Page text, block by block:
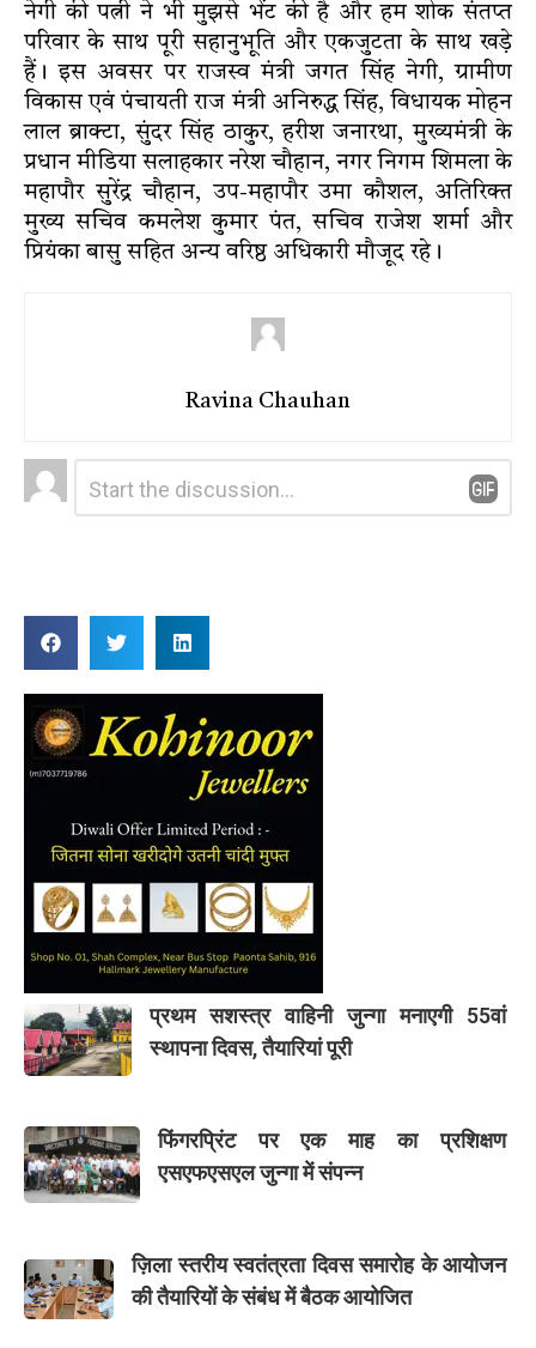
नेगी की पत्नी ने भी मुझसे भेंट की है और हम शोक संतप्त
परिवार के साथ पूरी सहानुभूति और एकजुटता के साथ खड़े
हैं। इस अवसर पर राजस्व मंत्री जगत सिंह नेगी, ग्रामीण
विकास एवं पंचायती राज मंत्री अनिरुद्ध सिंह, विधायक मोहन
लाल ब्राक्टा, सुंदर सिंह ठाकुर, हरीश जनारथा, मुख्यमंत्री के
प्रधान मीडिया सलाहकार नरेश चौहान, नगर निगम शिमला के
महापौर सुरेंद्र चौहान, उप-महापौर उमा कौशल, अतिरिक्त
मुख्य सचिव कमलेश कुमार पंत, सचिव राजेश शर्मा और
प्रियंका बासु सहित अन्य वरिष्ठ अधिकारी मौजूद रहे।
Ravina Chauhan
Leave
a
Comment
प्रथम सशस्त्र वाहिनी जुन्गा मनाएगी 55वां
स्थापना दिवस, तैयारियां पूरी
फिंगरप्रिंट पर एक माह का प्रशिक्षण
एसएफएसएल जुन्गा में संपन्न
ज़िला स्तरीय स्वतंत्रता दिवस समारोह के आयोजन
की तैयारियों के संबंध में बैठक आयोजित